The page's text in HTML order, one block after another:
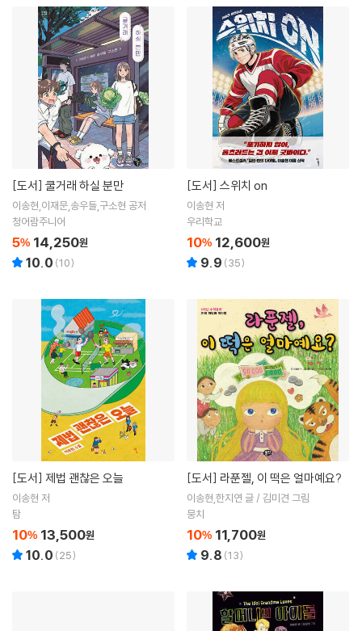
[도서] 쿨거래 하실 분만
이송현,이재문,송우들,구소현 공저
청어람주니어
5% 14,250원
10.0 (10)
[도서] 스위치 on
이송현 저
우리학교
10% 12,600원
9.9 (35)
[도서] 제법 괜찮은 오늘
이송현 저
탐
10% 13,500원
10.0 (25)
[도서] 라푼젤, 이 떡은 얼마예요?
이송현,한지연 글 / 김미견 그림
뭉치
10% 11,700원
9.8 (13)